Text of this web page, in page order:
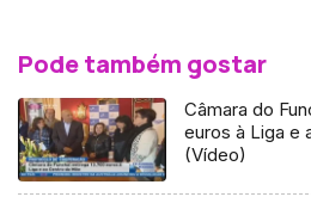
Pode também gostar
Câmara do
euros à Liga e
(Vídeo)